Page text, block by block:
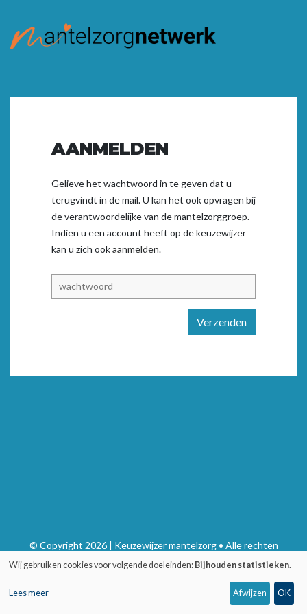
AANMELDEN
Gelieve het wachtwoord in te geven dat u
terugvindt in de mail. U kan het ook opvragen bij
de verantwoordelijke van de mantelzorggroep.
Indien u een account heeft op de keuzewijzer
kan u zich ookaanmelden.
Verzenden
© Copyright 2026 | Keuzewijzer mantelzorg • Alle rechten
voorbehouden
Wij gebruiken cookies voor volgende doeleinden: Bijhouden statistieken.
Lees meer Afwijzen OK